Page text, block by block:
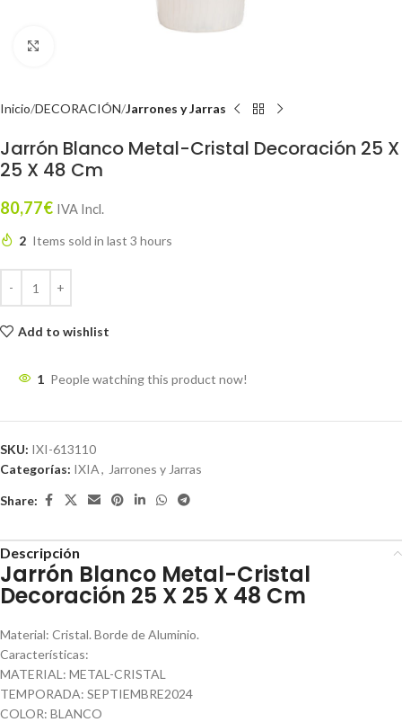
Inicio DECORACIÓN Jarrones y Jarras
Jarrón Blanco Metal-Cristal Decoración 25 X
25 X 48 Cm
80,77€ IVA Incl.
2 Items sold in last 3 hours
Add to wishlist
1 People watching this product now!
SKU: IXI-613110
Categorías: IXIA, Jarrones y Jarras
Share:
Descripción
Jarrón Blanco Metal-Cristal
Decoración 25 X 25 X 48 Cm
Material: Cristal. Borde de Aluminio.
Características:
MATERIAL: METAL-CRISTAL
TEMPORADA: SEPTIEMBRE2024
COLOR: BLANCO